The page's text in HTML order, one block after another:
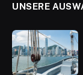
UNSERE